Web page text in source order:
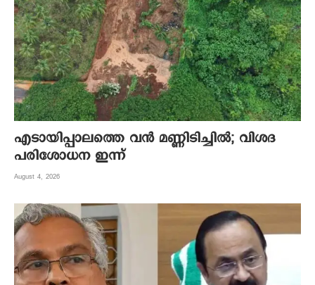
എടായിപ്പാലത്തെ വൻ മണ്ണിടിച്ചിൽ; വിശദ
പരിശോധന ഇന്ന്
August 4, 2026